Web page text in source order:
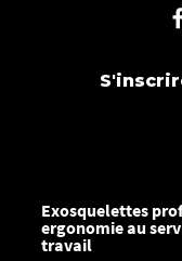
Exosquelettes
ergonomie au
travail